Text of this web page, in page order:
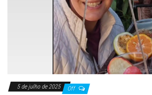
5 de julho de 2025 Off